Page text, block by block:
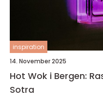
inspiration
14. November 2025
Hot Wok i Bergen:
Sotra